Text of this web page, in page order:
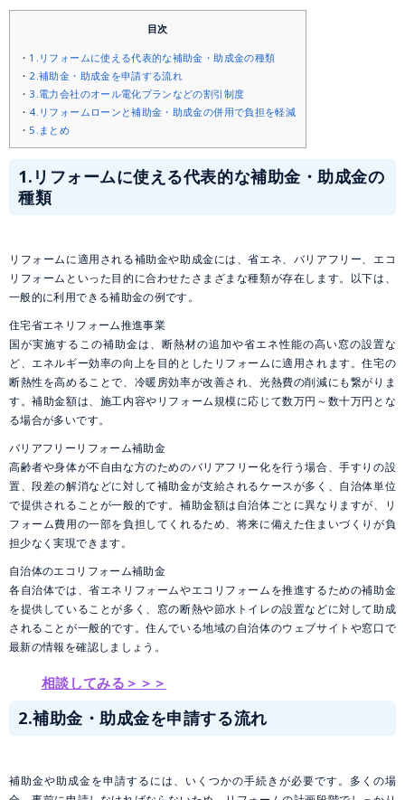
目次
1.リフォームに使える代表的な補助金・助成金の種類
2.補助金・助成金を申請する流れ
3.電力会社のオール電化プランなどの割引制度
4.リフォームローンと補助金・助成金の併用で負担を軽減
5.まとめ
1.リフォームに使える代表的な補助金・助成金の
種類
リフォームに適用される補助金や助成金には、省エネ、バリアフリー、エコ
リフォームといった目的に合わせたさまざまな種類が存在します。以下は、
一般的に利用できる補助金の例です。
住宅省エネリフォーム推進事業
国が実施するこの補助金は、断熱材の追加や省エネ性能の高い窓の設置な
ど、エネルギー効率の向上を目的としたリフォームに適用されます。住宅の
断熱性を高めることで、冷暖房効率が改善され、光熱費の削減にも繋がりま
す。補助金額は、施工内容やリフォーム規模に応じて数万円～数十万円とな
る場合が多いです。
バリアフリーリフォーム補助金
高齢者や身体が不自由な方のためのバリアフリー化を行う場合、手すりの設
置、段差の解消などに対して補助金が支給されるケースが多く、自治体単位
で提供されることが一般的です。補助金額は自治体ごとに異なりますが、リ
フォーム費用の一部を負担してくれるため、将来に備えた住まいづくりが負
担少なく実現できます。
自治体のエコリフォーム補助金
各自治体では、省エネリフォームやエコリフォームを推進するための補助金
を提供していることが多く、窓の断熱や節水トイレの設置などに対して助成
されることが一般的です。住んでいる地域の自治体のウェブサイトや窓口で
最新の情報を確認しましょう。
相談してみる＞＞＞
2.補助金・助成金を申請する流れ
補助金や助成金を申請するには、いくつかの手続きが必要です。多くの場